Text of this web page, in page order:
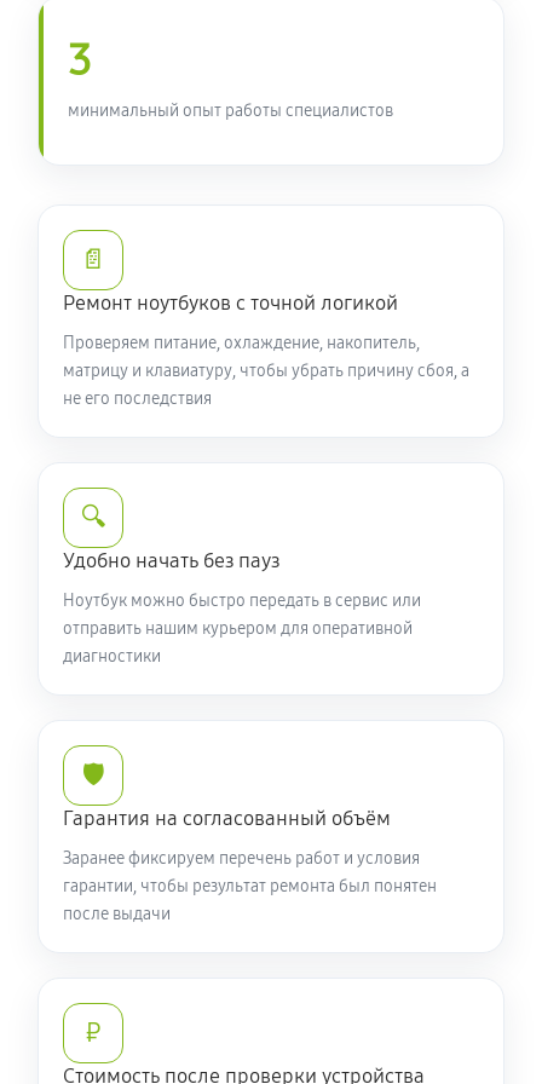
Замена южного моста ноутбука Acer 3 SF314-59-
748H (NX.A5UER.004)
Настройка Wi-Fi ноутбука Acer 3 SF314-59-748H
(NX.A5UER.004)
Ремонт петель крышки
1070 руб 50 минут
Установка драйверов ноутбука Acer 3 SF314-59-
748H (NX.A5UER.004)
650 руб 120 минут
Ремонт цепей питания
2250 руб 60 минут
Замена видеокарты ноутбука Acer 3 SF314-59-748H
(NX.A5UER.004)
Ремонт разъема питания
3
минимальный опыт работы специалистов
📄
Ремонт ноутбуков с точной логикой
Проверяем питание, охлаждение, накопитель,
матрицу и клавиатуру, чтобы убрать причину сбоя, а
не его последствия
🔍
Удобно начать без пауз
Ноутбук можно быстро передать в сервис или
отправить нашим курьером для оперативной
диагностики
🛡️
Гарантия на согласованный объём
Заранее фиксируем перечень работ и условия
гарантии, чтобы результат ремонта был понятен
после выдачи
₽
Стоимость после проверки устройства